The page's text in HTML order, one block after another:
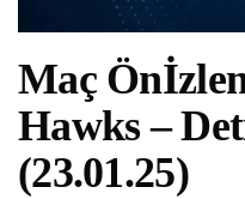
Maç
Hawks –
(23.01.25)